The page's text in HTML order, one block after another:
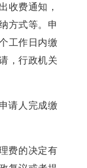
收费通知，
方式等。申
工作日内缴
，行政机关
请人完成缴
费的决定有